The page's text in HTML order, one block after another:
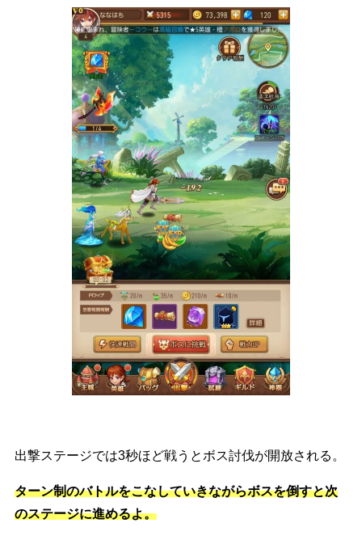
出撃ステージでは3秒ほど戦うとボス討伐が開放される。
ターン制のバトルをこなしていきながらボスを倒すと次
のステージに進めるよ。